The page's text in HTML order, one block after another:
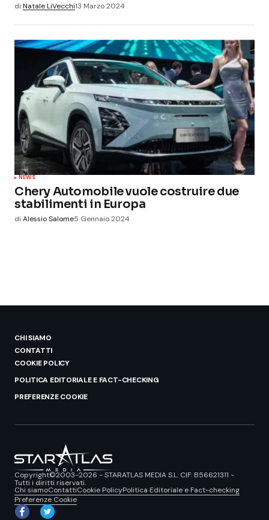
di Natale LiVecchi13 Marzo 2024
NEWS
Chery Automobile vuole costruire due
stabilimenti in Europa
di Alessio Salome5 Gennaio 2024
CHI SIAMO
CONTATTI
COOKIE POLICY
POLITICA EDITORIALE E FACT-CHECKING
PREFERENZE COOKIE
Copyright©2003-2026 - STARATLAS MEDIA S.L. CIF: B56621311 -
Tutti i diritti riservati.
Chi siamoContattiCookie PolicyPolitica Editoriale e Fact-checking
Preferenze Cookie